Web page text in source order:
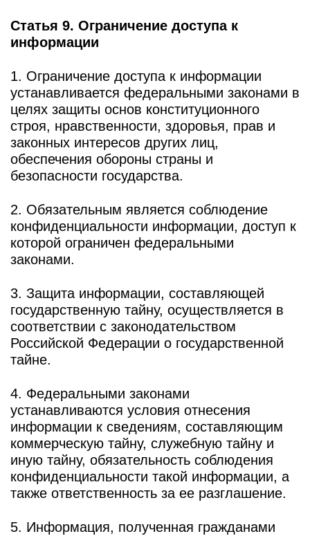
Статья 9. Ограничение доступа к
информации
1. Ограничение доступа к информации
устанавливается федеральными законами в
целях защиты основ конституционного
строя, нравственности, здоровья, прав и
законных интересов других лиц,
обеспечения обороны страны и
безопасности государства.
2. Обязательным является соблюдение
конфиденциальности информации, доступ к
которой ограничен федеральными
законами.
3. Защита информации, составляющей
государственную тайну, осуществляется в
соответствии с законодательством
Российской Федерации о государственной
тайне.
4. Федеральными законами
устанавливаются условия отнесения
информации к сведениям, составляющим
коммерческую тайну, служебную тайну и
иную тайну, обязательность соблюдения
конфиденциальности такой информации, а
также ответственность за ее разглашение.
5. Информация, полученная гражданами